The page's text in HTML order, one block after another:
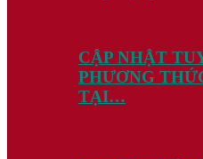
CẬP NHẬT
PHƯƠNG
TẠI…